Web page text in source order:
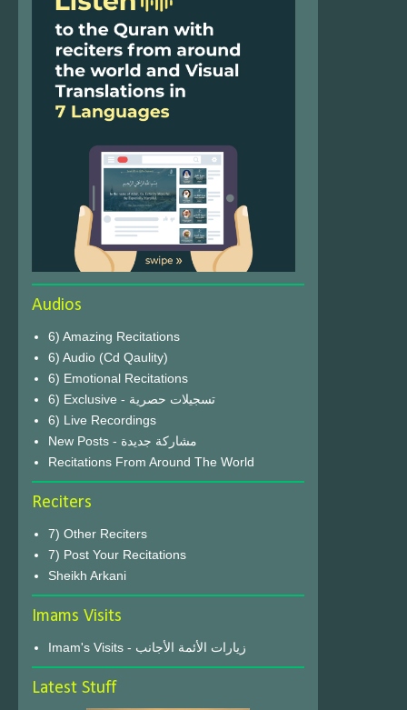
Audios
6) Amazing Recitations
6) Audio (Cd Qaulity)
6) Emotional Recitations
6) Exclusive - تسجيلات حصرية
6) Live Recordings
New Posts - مشاركة جديدة
Recitations From Around The World
Reciters
7) Other Reciters
7) Post Your Recitations
Sheikh Arkani
Imams Visits
Imam's Visits - زيارات الأئمة الأجانب
Latest Stuff